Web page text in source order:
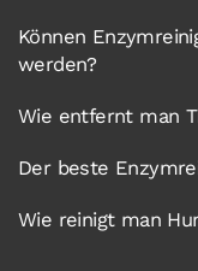
Können
werden?
Wie entfernt man
Der beste
Wie reinigt man